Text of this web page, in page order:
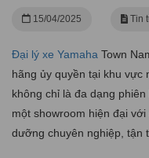
15/04/2025 Tin
Đại lý xe Yamaha Town
hãng ủy quyền tại khu vực
không chỉ là đa dạng
một showroom hiện đại
dưỡng chuyên nghiệp, tận